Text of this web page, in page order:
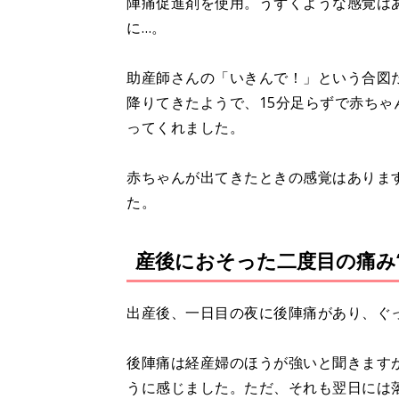
に…。
助産師さんの「いきんで！」という合
降りてきたようで、15分足らずで赤ち
ってくれました。
赤ちゃんが出てきたときの感覚はあり
た。
産後におそった二度目の痛み
出産後、一日目の夜に後陣痛があり、
後陣痛は経産婦のほうが強いと聞きま
うに感じました。ただ、それも翌日には